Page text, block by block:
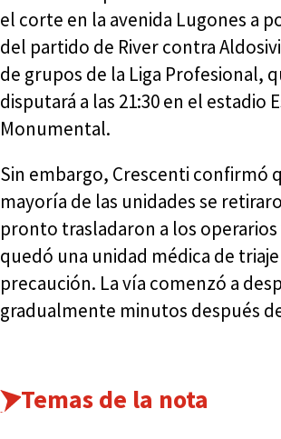
el corte en la avenida Lugones a
del partido de River contra
de grupos de la Liga Profesional,
disputará a las 21:30 en el estadio
Monumental.
Sin embargo, Crescenti confirmó
mayoría de las unidades se
pronto trasladaron a los operarios
quedó una unidad médica de
precaución. La vía comenzó a
gradualmente minutos después
Temas de la nota